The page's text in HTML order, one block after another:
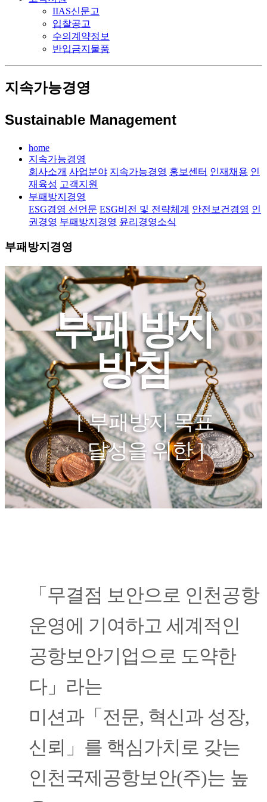
IIAS신문고
입찰공고
수의계약정보
반입금지물품
지속가능경영
Sustainable Management
home
지속가능경영
회사소개 사업분야 지속가능경영 홍보센터 인재채용 인
재육성 고객지원
부패방지경영
ESG경영 선언문 ESG비전 및 전략체계 안전보건경영 인
권경영 부패방지경영 윤리경영소식
부패방지경영
부패 방지
방침
[ 부패방지 목표
달성을 위한 ]
「무결점 보안으로 인천공항
운영에 기여하고 세계적인
공항보안기업으로 도약한
다」라는
미션과「전문, 혁신과 성장,
신뢰」를 핵심가치로 갖는
인천국제공항보안(주)는 높